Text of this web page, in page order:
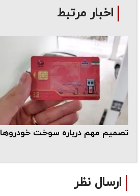
اخبار مرتبط
تصمیم مهم درباره سوخت خودرو‌ها
ارسال نظر